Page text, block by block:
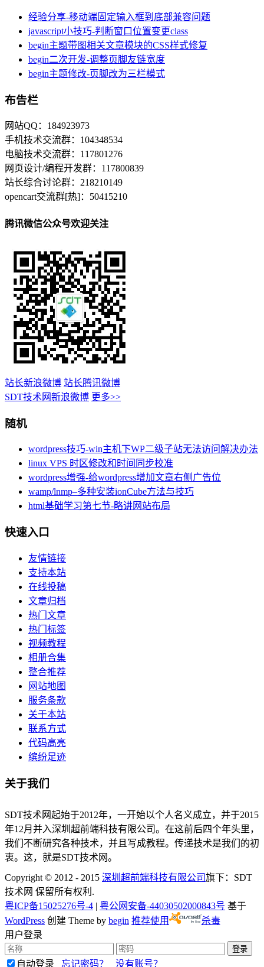
经验分享-移动端固定输入框到底部兼容问题
javascript小技巧-判断窗口位置变更class
begin主题带图相关文章模块的CSS样式修复
begin二次开发-调整页脚友链宽度
begin主题修改-页脚改为三栏模式
布告栏
网站QQ：184923973
手机技术交流群：104348534
电脑技术交流群：117801276
网页设计/编程开发群：117800839
站长综合讨论群：218210149
opencart交流群[热]：50415210
腾讯微信公众号欢迎关注
站长新浪微博 站长腾讯微博
SDT技术网新浪微博 更多>>
随机
wordpress技巧-win主机下WP二级子站无法访问解决办法
linux VPS 时区修改和时间同步校准
wordpress增强-给wordpress增加文章右侧广告位
wamp/lnmp–多种安装ionCube方法与技巧
html基础学习第七节-略讲网站布局
快速入口
友情链接
支持本站
在线投稿
文章归档
热门文章
热门标签
视频教程
相册合集
整合推荐
网站地图
服务条款
关于本站
联系方式
代码高亮
缤纷足迹
关于我们
SDT技术网起始于2012年，一开始以个人名义成立，并于2015
年12月并入深圳超前端科技有限公司。在这前后四个年头里，
我们不断研究各种技术，并且写成教程。传递技术是我们的初
衷。这，就是SDT技术网。
Copyright © 2012 - 2015 深圳超前端科技有限公司旗下：SDT
技术网 保留所有权利.
粤ICP备15025276号-4 | 粤公网安备-44030502000843号 基于
WordPress 创建 Theme by begin 推荐使用
杀毒
用户登录
自动登录 忘记密码？ 没有账号？